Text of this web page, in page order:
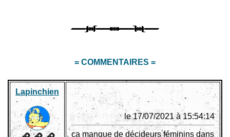
= COMMENTAIRES =
Lapinchien
le 17/07/2021 à 15:54:14
ça manque de décideurs féminins dans